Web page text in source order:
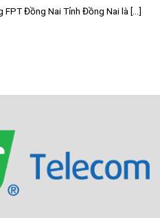
Đồng Nai Tỉnh Đồng Nai là [...]